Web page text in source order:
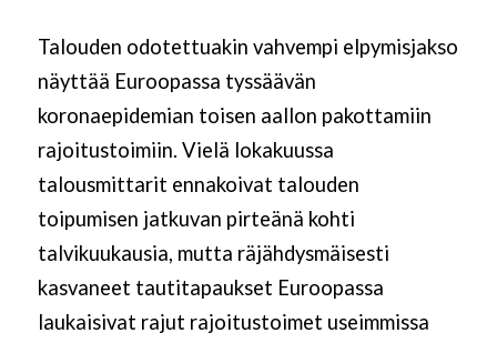
Talouden odotettuakin vahvempi elpymisjakso
näyttää Euroopassa tyssäävän
koronaepidemian toisen aallon pakottamiin
rajoitustoimiin. Vielä lokakuussa
talousmittarit ennakoivat talouden
toipumisen jatkuvan pirteänä kohti
talvikuukausia, mutta räjähdysmäisesti
kasvaneet tautitapaukset Euroopassa
laukaisivat rajut rajoitustoimet useimmissa